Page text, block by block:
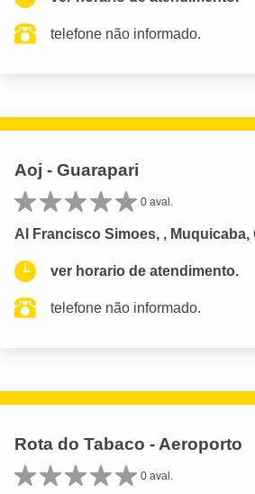
telefone não informado.
Aoj - Guarapari
0 aval.
Al Francisco Simoes, , Muquicaba,
ver horario de atendimento.
telefone não informado.
Rota do Tabaco - Aeroporto
0 aval.